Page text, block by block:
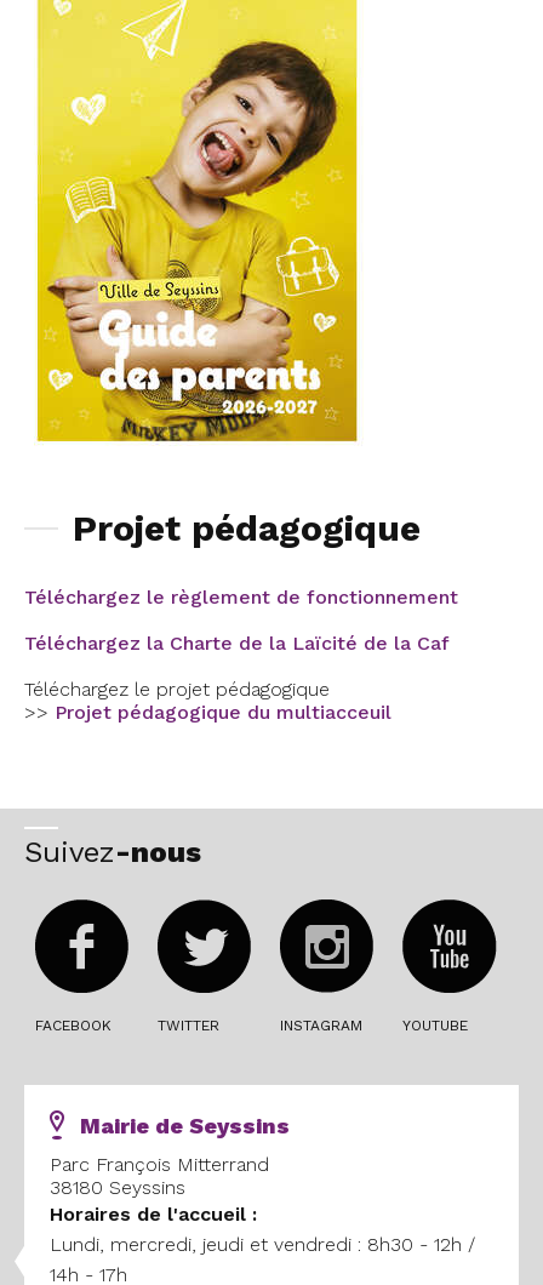
Projet pédagogique
Téléchargez le règlement de fonctionnement
Téléchargez la Charte de la Laïcité de la Caf
Téléchargez le projet pédagogique
>> Projet pédagogique du multiacceuil
Suivez-nous
FACEBOOK TWITTER INSTAGRAM YOUTUBE
Mairie de Seyssins
Parc François Mitterrand
38180 Seyssins
Horaires de l'accueil :
Lundi, mercredi, jeudi et vendredi : 8h30 - 12h /
14h - 17h